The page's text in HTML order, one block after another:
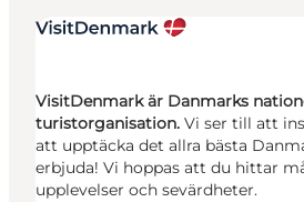
VisitDenmark är Danmarks
turistorganisation. Vi ser till att
att upptäcka det allra bästa
erbjuda! Vi hoppas att du hittar
upplevelser och sevärdheter.